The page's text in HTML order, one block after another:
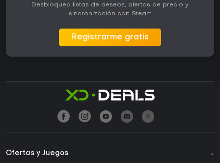
Desbloquea listas de deseos, alertas de precio y
sincronización con Steam
Registrarme gratis
Ofertas y Juegos